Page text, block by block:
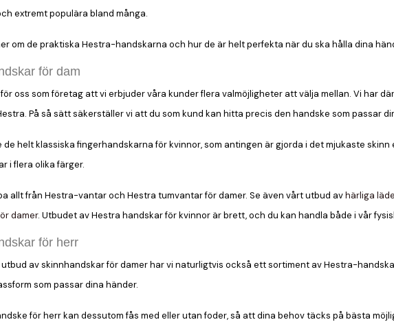
extremt populära bland många.
om de praktiska Hestra-handskarna och hur de är helt perfekta när du ska hålla dina
för dam
oss som företag att vi erbjuder våra kunder flera valmöjligheter att välja mellan. Vi har
På så sätt säkerställer vi att du som kund kan hitta precis den handske som passar
de helt klassiska fingerhandskarna för kvinnor, som antingen är gjorda i det mjukaste
i flera olika färger.
allt från Hestra-vantar och Hestra tumvantar för damer. Se även vårt utbud avhärliga
damer. Utbudet av Hestra handskar för kvinnor är brett, och du kan handla både i vår
för herr
av skinnhandskar för damer har vi naturligtvis också ett sortiment av Hestra-
som passar dina händer.
för herr kan dessutom fås med eller utan foder, så att dina behov täcks på bästa